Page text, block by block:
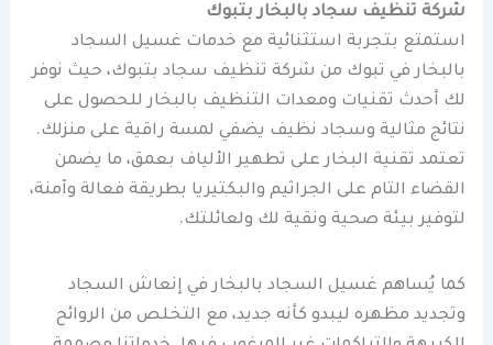
شركة تنظيف سجاد بالبخار بتبوك
استمتع بتجربة استثنائية مع خدمات غسيل السجاد
بالبخار في تبوك من شركة تنظيف سجاد بتبوك، حيث نوفر
لك أحدث تقنيات ومعدات التنظيف بالبخار للحصول على
نتائج مثالية وسجاد نظيف يضفي لمسة راقية على منزلك.
تعتمد تقنية البخار على تطهير الألياف بعمق، ما يضمن
القضاء التام على الجراثيم والبكتيريا بطريقة فعالة وآمنة،
لتوفير بيئة صحية ونقية لك ولعائلتك.
كما يُساهم غسيل السجاد بالبخار في إنعاش السجاد
وتجديد مظهره ليبدو كأنه جديد، مع التخلص من الروائح